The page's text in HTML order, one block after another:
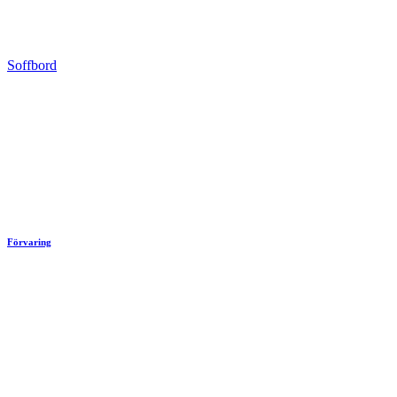
Soffbord
Förvaring